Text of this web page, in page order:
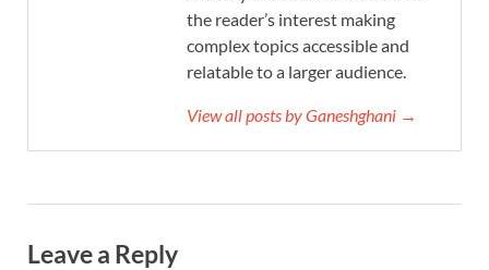
the reader’s interest making
complex topics accessible and
relatable to a larger audience.
View all posts by Ganeshghani →
Leave a Reply